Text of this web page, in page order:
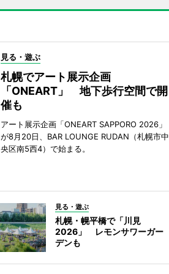
見る・遊ぶ
札幌でアート展示企画
「ONEART」 地下歩行空間で開
催も
アート展示企画「ONEART SAPPORO 2026」
が8月20日、BAR LOUNGE RUDAN（札幌市中
央区南5西4）で始まる。
見る・遊ぶ
札幌・幌平橋で「川見
2026」 レモンサワーガー
デンも